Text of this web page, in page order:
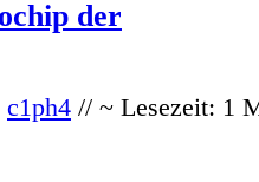
c1ph4 // ~ Lesezeit: 1